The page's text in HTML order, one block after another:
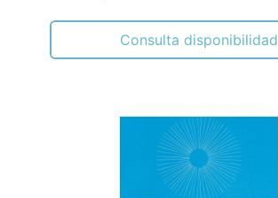
Consulta disponibilidad